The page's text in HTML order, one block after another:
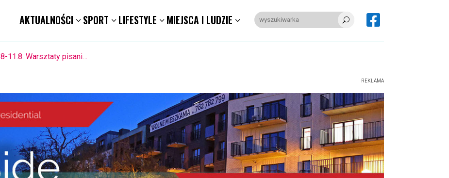
AKTUALNOŚCI SPORT LIFESTYLE MIEJSCA I LUDZIE U 
8-11.8. Warsztaty pisania ikon w Pałacu Lipskich
REKLAMA